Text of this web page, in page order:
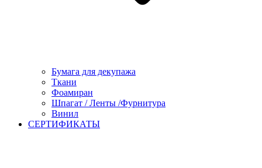
Бумага для декупажа
Ткани
Фоамиран
Шпагат / Ленты /Фурнитура
Винил
СЕРТИФИКАТЫ